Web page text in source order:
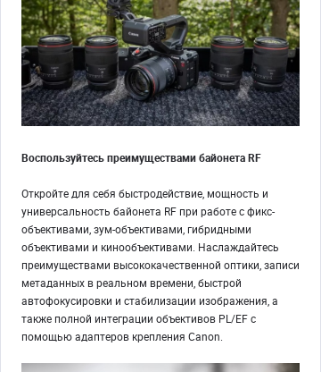
Воспользуйтесь преимуществами байонета RF
Откройте для себя быстродействие, мощность и
универсальность байонета RF при работе с фикс-
объективами, зум-объективами, гибридными
объективами и кинообъективами. Наслаждайтесь
преимуществами высококачественной оптики, записи
метаданных в реальном времени, быстрой
автофокусировки и стабилизации изображения, а
также полной интеграции объективов PL/EF с
помощью адаптеров крепления Canon.